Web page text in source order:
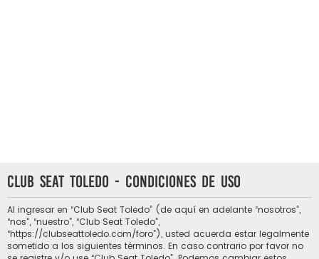
Club Seat Toledo - Condiciones de uso
Al ingresar en “Club Seat Toledo” (de aquí en adelante “nosotros”,
“nos”, “nuestro”, “Club Seat Toledo”,
“https://clubseattoledo.com/foro”), usted acuerda estar legalmente
sometido a los siguientes términos. En caso contrario por favor no